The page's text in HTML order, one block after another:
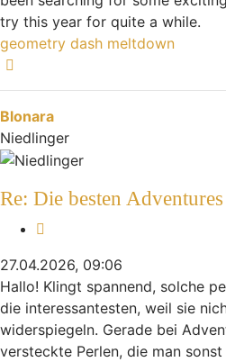
try this year for quite a while.
geometry dash meltdown
Blonara
Niedlinger
Re: Die besten
27.04.2026, 09:06
Hallo! Klingt spannend, solche
die interessantesten, weil sie
widerspiegeln. Gerade bei
versteckte Perlen, die man